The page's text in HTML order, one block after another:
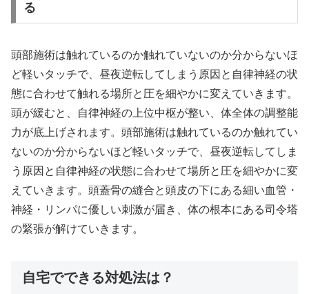
る
頭部施術は触れているのか触れていないのか分からないほ
ど軽いタッチで、昼夜逆転してしまう原因と自律神経の状
態に合わせて触れる場所と圧を細やかに変えていきます。
頭が緩むと、自律神経の上位中枢が整い、体全体の調整能
力が底上げされます。頭部施術は触れているのか触れてい
ないのか分からないほど軽いタッチで、昼夜逆転してしま
う原因と自律神経の状態に合わせて場所と圧を細やかに変
えていきます。頭蓋骨の縫合と頭皮の下にある細い血管・
神経・リンパに優しい刺激が届き、体の根本にある司令塔
の緊張が解けていきます。
自宅でできる対処法は？